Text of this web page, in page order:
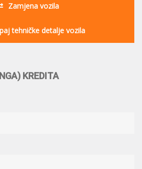
Zamjena vozila
tehničke detalje vozila
KREDITA